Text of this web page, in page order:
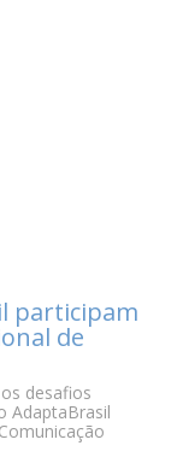
participam
de
desafios
AdaptaBrasil